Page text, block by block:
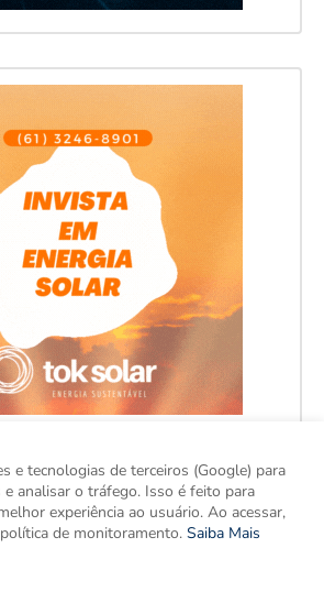
e tecnologias de terceiros (Google) para
e analisar o tráfego. Isso é feito para
experiência ao usuário. Ao acessar,
de monitoramento. Saiba Mais